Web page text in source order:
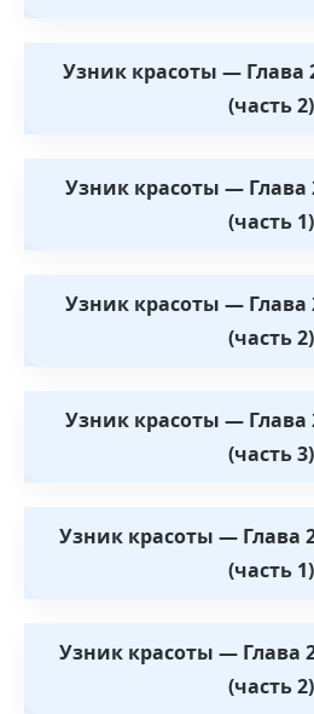
Узник красоты —
(часть 2)
Узник красоты — Глава
(часть 1)
Узник красоты — Глава
(часть 2)
Узник красоты — Глава
(часть 3)
Узник красоты — Глава
(часть 1)
Узник красоты — Глава
(часть 2)